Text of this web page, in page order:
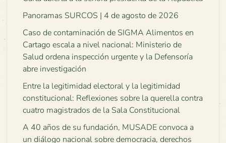
Panoramas SURCOS | 4 de agosto de 2026
Caso de contaminación de SIGMA Alimentos en
Cartago escala a nivel nacional: Ministerio de
Salud ordena inspección urgente y la Defensoría
abre investigación
Entre la legitimidad electoral y la legitimidad
constitucional: Reflexiones sobre la querella contra
cuatro magistrados de la Sala Constitucional
A 40 años de su fundación, MUSADE convoca a
un diálogo nacional sobre democracia, derechos